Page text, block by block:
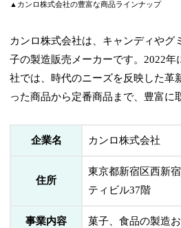
▲カンロ株式会社の豊富な商品ラインナップ
カンロ株式会社は、キャンディやグ
子の製造販売メーカーです。2022年
社では、時代のニーズを反映した革
った商品から定番商品まで、豊富に
企業名 カンロ株式会社
住所
東京都新宿区西新
ティビル37階
事業内容 菓子、食品の製造